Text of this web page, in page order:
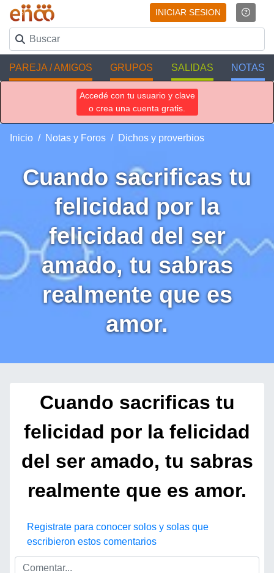
INICIAR SESION
PAREJA / AMIGOS GRUPOS SALIDAS NOTAS
Accedé con tu usuario y clave
o crea una cuenta gratis.
Inicio Notas y Foros Dichos y proverbios
Cuando sacrificas tu
felicidad por la
felicidad del ser
amado, tu sabras
realmente que es
amor.
Cuando sacrificas tu
felicidad por la felicidad
del ser amado, tu sabras
realmente que es amor.
Registrate para conocer solos y solas que
escribieron estos comentarios